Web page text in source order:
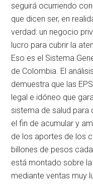
seguirá ocurriendo
que dicen ser, en
verdad: un negocio
lucro para cubrir la
Eso es el Sistema
de Colombia. El
demuestra que las
legal e idóneo que
sistema de salud para
el fin de acumular y
de los aportes de los
billones de pesos
está montado sobre
mediante ventas muy